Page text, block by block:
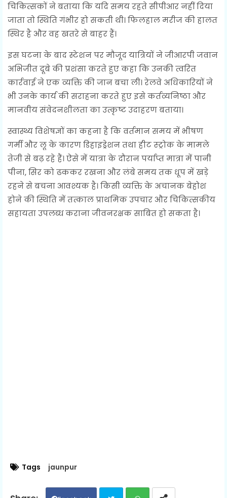
चिकित्सकों ने बताया कि यदि समय रहते सीपीआर नहीं दिया
जाता तो स्थिति गंभीर हो सकती थी। फिलहाल मरीज की हालत
स्थिर है और वह खतरे से बाहर हैं।
इस घटना के बाद स्टेशन पर मौजूद यात्रियों ने जीआरपी जवान
अभिजीत दूबे की प्रशंसा करते हुए कहा कि उनकी त्वरित
कार्रवाई ने एक व्यक्ति की जान बचा ली। रेलवे अधिकारियों ने
भी उनके कार्य की सराहना करते हुए इसे कर्तव्यनिष्ठा और
मानवीय संवेदनशीलता का उत्कृष्ट उदाहरण बताया।
स्वास्थ्य विशेषज्ञों का कहना है कि वर्तमान समय में भीषण
गर्मी और लू के कारण डिहाइड्रेशन तथा हीट स्ट्रोक के मामले
तेजी से बढ़ रहे हैं। ऐसे में यात्रा के दौरान पर्याप्त मात्रा में पानी
पीना, सिर को ढककर रखना और लंबे समय तक धूप में खड़े
रहने से बचना आवश्यक है। किसी व्यक्ति के अचानक बेहोश
होने की स्थिति में तत्काल प्राथमिक उपचार और चिकित्सकीय
सहायता उपलब्ध कराना जीवनरक्षक साबित हो सकता है।
Tags jaunpur